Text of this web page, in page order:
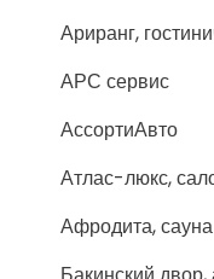
Ариранг,
АРС сервис
АссортиАвто
Атлас-люкс,
Афродита, сауна